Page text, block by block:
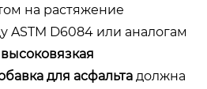
на растяжение
ASTM D6084 или аналогам
высоковязкая
для асфальта должна